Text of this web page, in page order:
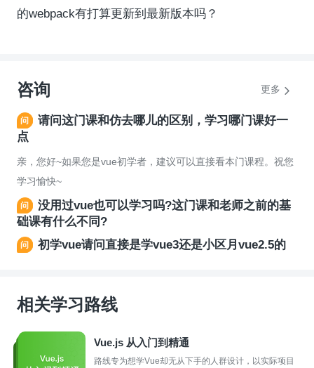
的webpack有打算更新到最新版本吗？
咨询 更多
请问这门课和仿去哪儿的区别，学习哪门课好一
点
亲，您好~如果您是vue初学者，建议可以直接看本门课程。祝您
学习愉快~
没用过vue也可以学习吗?这门课和老师之前的基
础课有什么不同?
初学vue请问直接是学vue3还是小区月vue2.5的
相关学习路线
Vue.js 从入门到精通
路线专为想学Vue却无从下手的人群设计，以实际项目